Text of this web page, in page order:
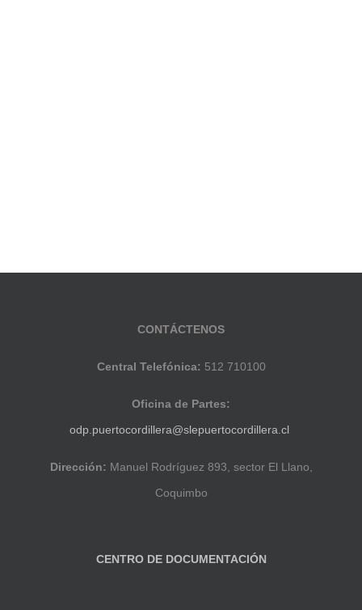
CONTÁCTENOS
Central Telefónica: 512 710100
Oficina de Partes:
odp.puertocordillera@slepuertocordillera.cl
Dirección: Manuel Rodríguez 893, sector El Llano,
Coquimbo
CENTRO DE DOCUMENTACIÓN